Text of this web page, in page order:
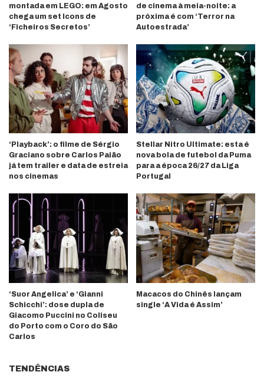
montada em LEGO: em Agosto
chega um set Icons de
‘Ficheiros Secretos’
de cinema à meia-noite: a
próxima é com ‘Terror na
Autoestrada’
‘Playback’: o filme de Sérgio
Graciano sobre Carlos Paião
já tem trailer e data de estreia
nos cinemas
Stellar Nitro Ultimate: esta é
nova bola de futebol da Puma
para a época 26/27 da Liga
Portugal
‘Suor Angelica’ e ‘Gianni
Schicchi’: dose dupla de
Giacomo Puccini no Coliseu
do Porto com o Coro do São
Carlos
Macacos do Chinês lançam
single ‘A Vida é Assim’
TENDÊNCIAS